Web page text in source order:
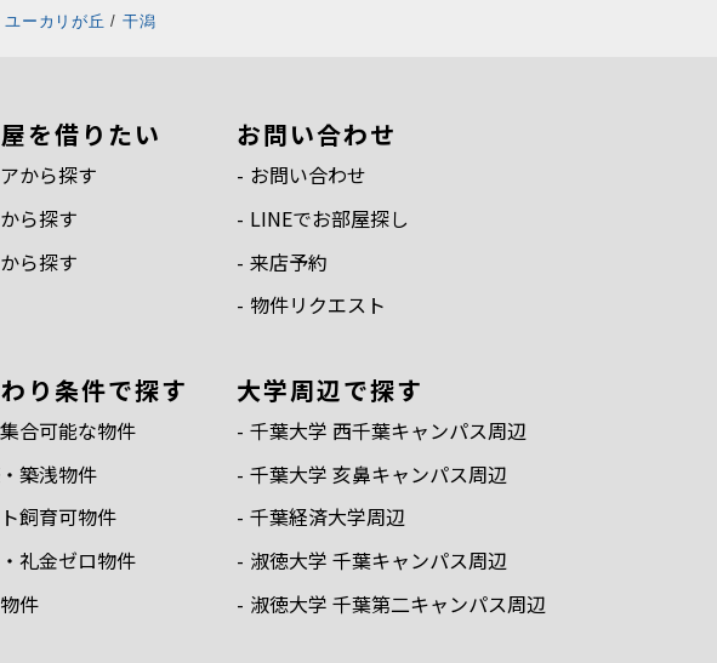
ユーカリが丘 / 干潟
を借りたい
から探す
ら探す
ら探す
お問い合わせ
お問い合わせ
LINEでお部屋探し
来店予約
物件リクエスト
り条件で探す
合可能な物件
築浅物件
飼育可物件
礼金ゼロ物件
件
⼤学周辺で探す
千葉⼤学 ⻄千葉キャンパス周辺
千葉⼤学 亥⿐キャンパス周辺
千葉経済⼤学周辺
淑徳⼤学 千葉キャンパス周辺
淑徳⼤学 千葉第⼆キャンパス周辺